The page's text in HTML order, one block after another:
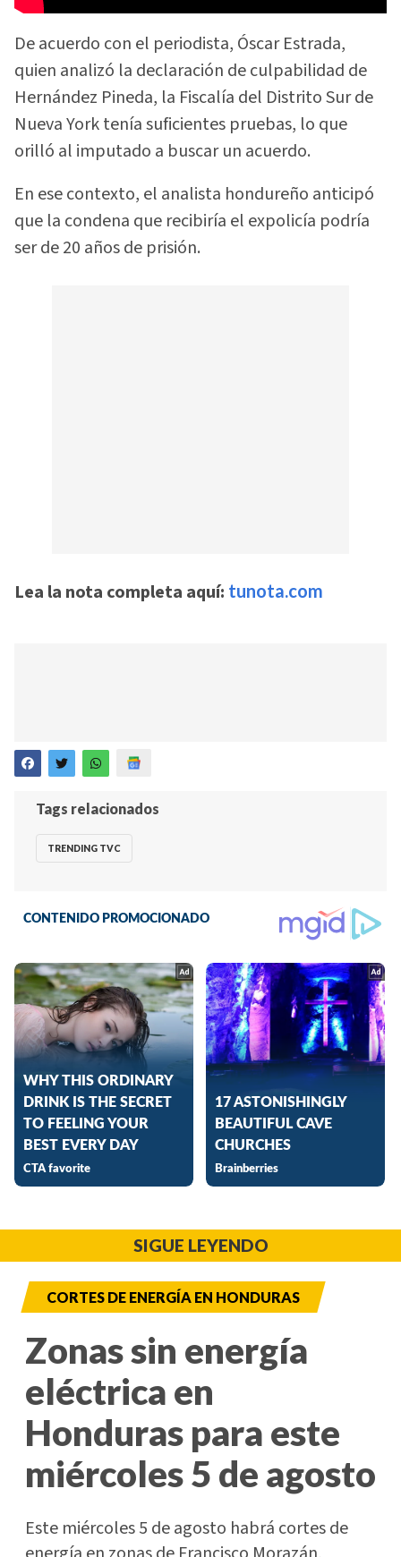
De acuerdo con el periodista, Óscar Estrada,
quien analizó la declaración de culpabilidad de
Hernández Pineda, la Fiscalía del Distrito Sur de
Nueva York tenía suficientes pruebas, lo que
orilló al imputado a buscar un acuerdo.
En ese contexto, el analista hondureño anticipó
que la condena que recibiría el expolicía podría
ser de 20 años de prisión.
Lea la nota completa aquí: tunota.com
Tags relacionados
TRENDING TVC
SIGUE LEYENDO
CORTES DE ENERGÍA EN HONDURAS
Zonas sin energía
eléctrica en
Honduras para este
miércoles 5 de agosto
Este miércoles 5 de agosto habrá cortes de